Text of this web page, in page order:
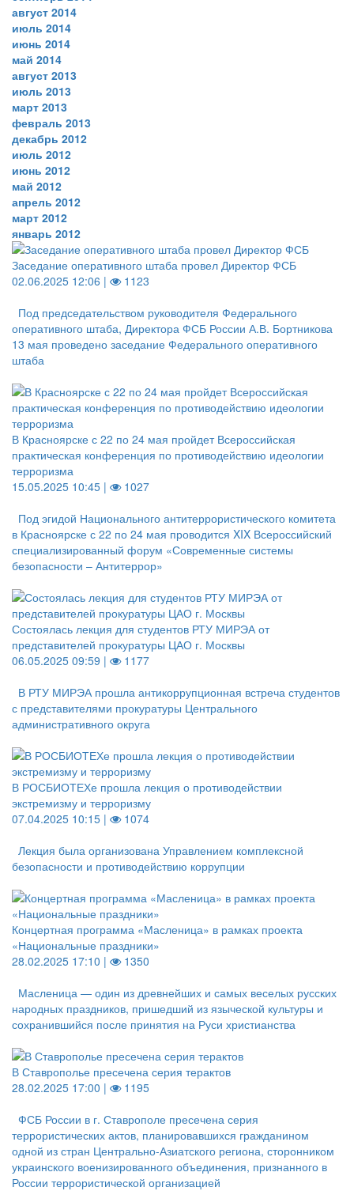
август 2014
июль 2014
июнь 2014
май 2014
август 2013
июль 2013
март 2013
февраль 2013
декабрь 2012
июль 2012
июнь 2012
май 2012
апрель 2012
март 2012
январь 2012
Заседание оперативного штаба провел Директор ФСБ
02.06.2025 12:06 |
1123
Под председательством руководителя Федерального
оперативного штаба, Директора ФСБ России А.В. Бортникова
13 мая проведено заседание Федерального оперативного
штаба
В Красноярске с 22 по 24 мая пройдет Всероссийская
практическая конференция по противодействию идеологии
терроризма
15.05.2025 10:45 |
1027
Под эгидой Национального антитеррористического комитета
в Красноярске с 22 по 24 мая проводится XIX Всероссийский
специализированный форум «Современные системы
безопасности – Антитеррор»
Состоялась лекция для студентов РТУ МИРЭА от
представителей прокуратуры ЦАО г. Москвы
06.05.2025 09:59 |
1177
В РТУ МИРЭА прошла антикоррупционная встреча студентов
с представителями прокуратуры Центрального
административного округа
В РОСБИОТЕХе прошла лекция о противодействии
экстремизму и терроризму
07.04.2025 10:15 |
1074
Лекция была организована Управлением комплексной
безопасности и противодействию коррупции
Концертная программа «Масленица» в рамках проекта
«Национальные праздники»
28.02.2025 17:10 |
1350
Масленица — один из древнейших и самых веселых русских
народных праздников, пришедший из языческой культуры и
сохранившийся после принятия на Руси христианства
В Ставрополье пресечена серия терактов
28.02.2025 17:00 |
1195
ФСБ России в г. Ставрополе пресечена серия
террористических актов, планировавшихся гражданином
одной из стран Центрально-Азиатского региона, сторонником
украинского военизированного объединения, признанного в
России террористической организацией